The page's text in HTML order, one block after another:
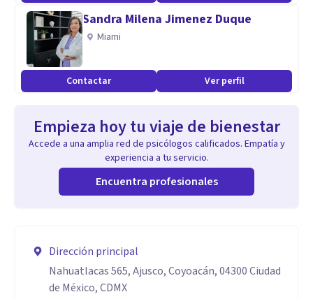
Sandra Milena Jimenez Duque
Miami
Contactar Ver perfil
Empieza hoy tu viaje de bienestar
Accede a una amplia red de psicólogos calificados. Empatía y
experiencia a tu servicio.
Encuentra profesionales
Dirección principal
Nahuatlacas 565, Ajusco, Coyoacán, 04300 Ciudad
de México, CDMX